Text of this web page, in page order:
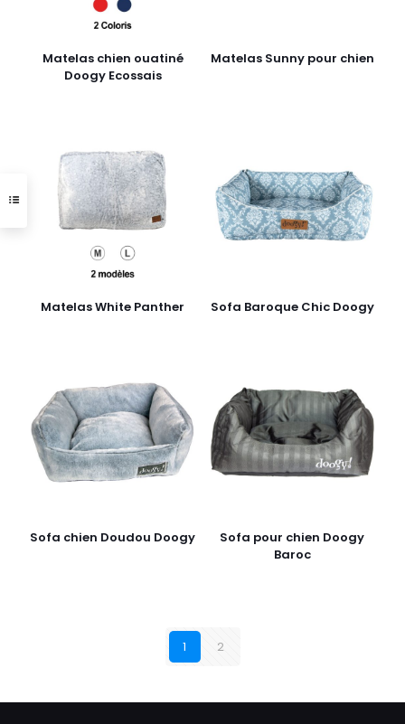
Matelas chien ouatiné
Doogy Ecossais
Matelas Sunny pour chien
Matelas White Panther Sofa Baroque Chic Doogy
Sofa chien Doudou Doogy
Sofa pour chien Doogy
Baroc
1 2